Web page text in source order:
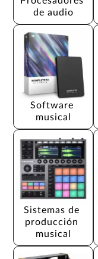
de audio
Software
musical
Sistemas de
producción
musical